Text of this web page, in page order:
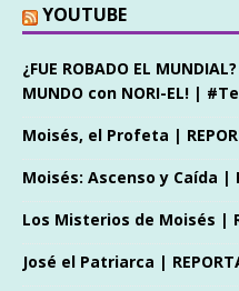
YOUTUBE
¿FUE ROBADO EL
MUNDO con NORI-EL! |
Moisés, el Profeta |
Moisés: Ascenso y Caída |
Los Misterios de Moisés |
José el Patriarca |